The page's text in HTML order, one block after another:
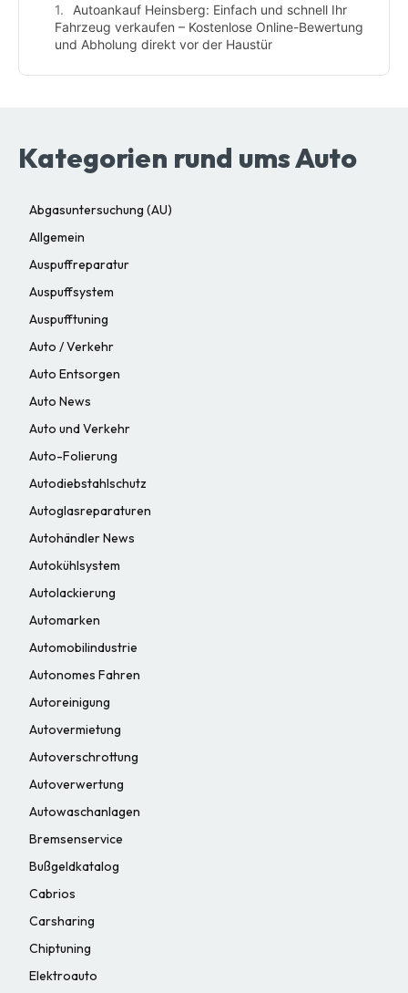
Autoankauf Heinsberg: Einfach und schnell Ihr
Fahrzeug verkaufen – Kostenlose Online-Bewertung
und Abholung direkt vor der Haustür
Kategorien rund ums Auto
Abgasuntersuchung (AU)
Allgemein
Auspuffreparatur
Auspuffsystem
Auspufftuning
Auto / Verkehr
Auto Entsorgen
Auto News
Auto und Verkehr
Auto-Folierung
Autodiebstahlschutz
Autoglasreparaturen
Autohändler News
Autokühlsystem
Autolackierung
Automarken
Automobilindustrie
Autonomes Fahren
Autoreinigung
Autovermietung
Autoverschrottung
Autoverwertung
Autowaschanlagen
Bremsenservice
Bußgeldkatalog
Cabrios
Carsharing
Chiptuning
Elektroauto